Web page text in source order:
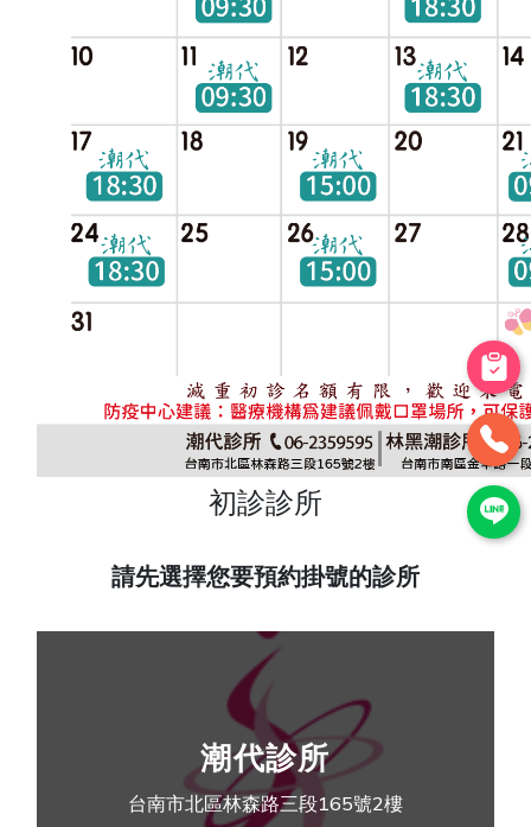
初診診所
請先選擇您要預約掛號的診所
潮代診所
台南市北區林森路三段165號2樓